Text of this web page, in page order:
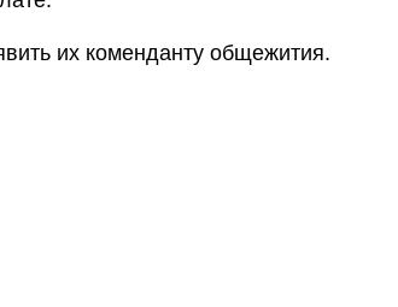
их коменданту общежития.